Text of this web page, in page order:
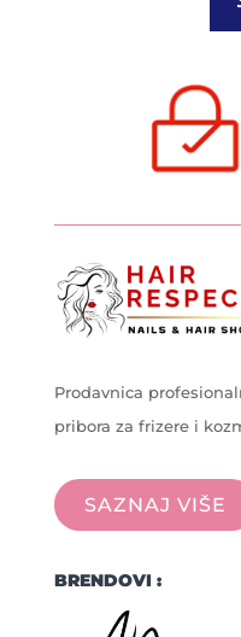
Prodavnica
pribora za frizere i
SAZNAJ VIŠE
BRENDOVI :